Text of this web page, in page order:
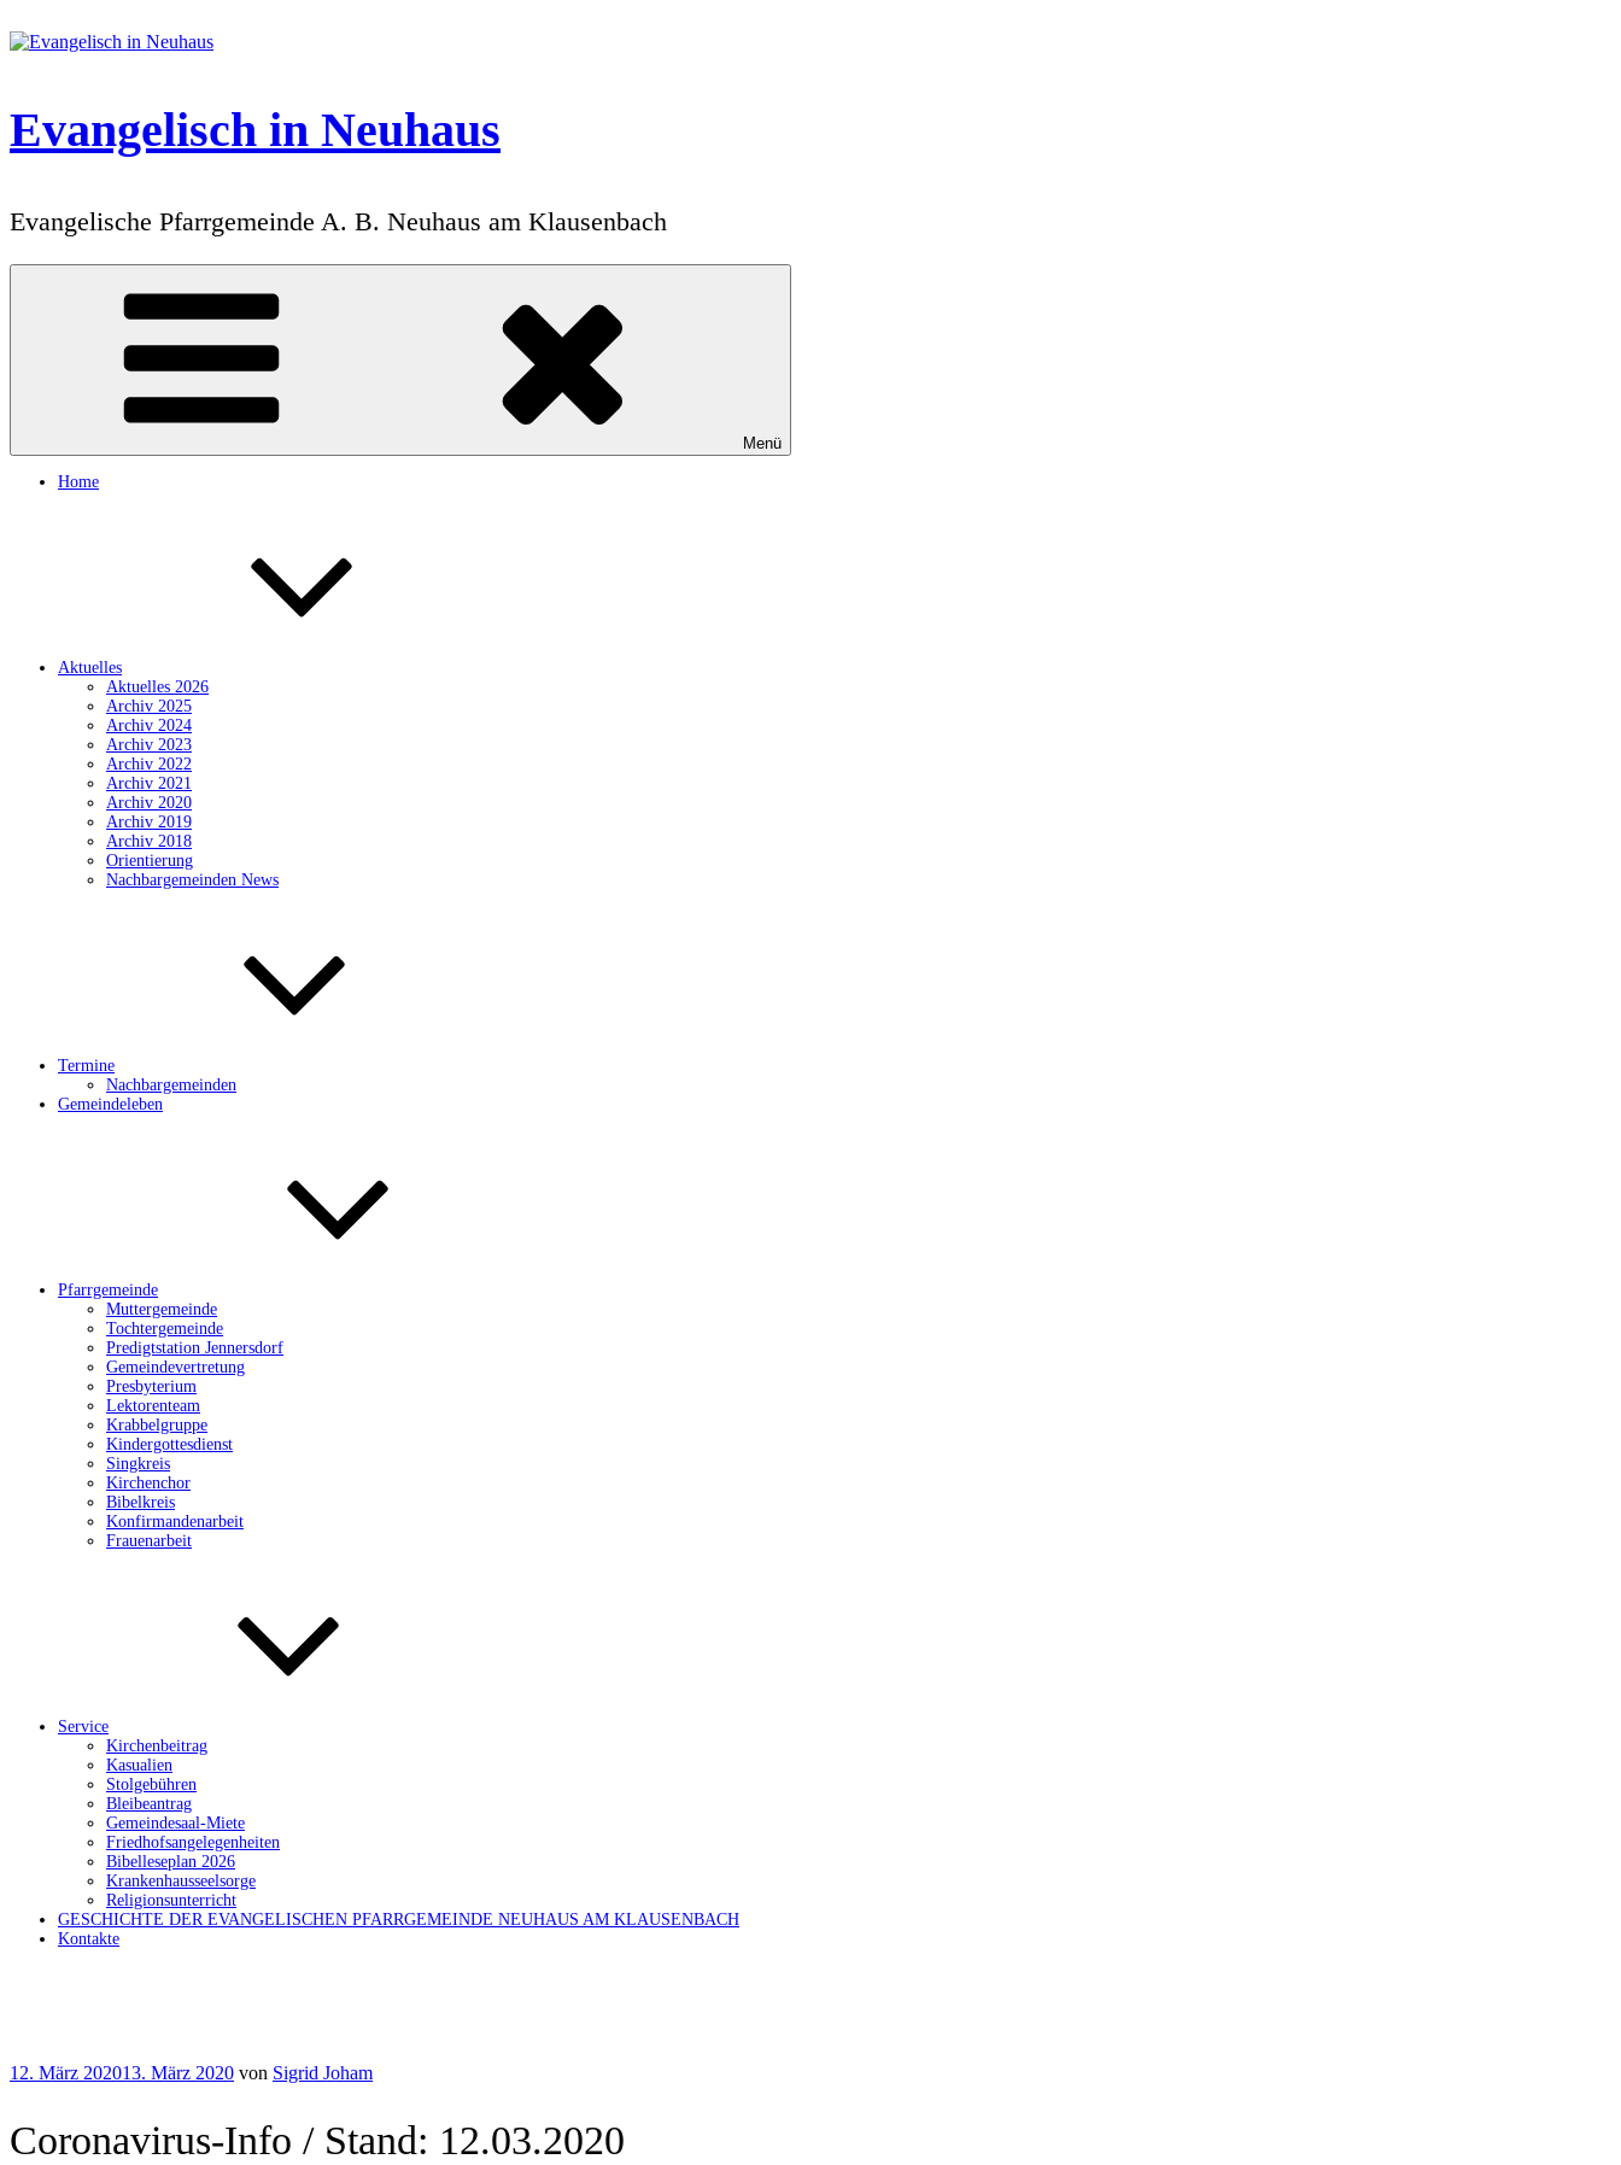
Inhalt
Evangelisch in Neuhaus
Evangelische Pfarrgemeinde A. B. Neuhaus am Klausenbach
Menü
Home
Aktuelles
Aktuelles 2026
Archiv 2025
Archiv 2024
Archiv 2023
Archiv 2022
Archiv 2021
Archiv 2020
Archiv 2019
Archiv 2018
Orientierung
Nachbargemeinden News
Termine
Nachbargemeinden
Gemeindeleben
Pfarrgemeinde
Muttergemeinde
Tochtergemeinde
Predigtstation Jennersdorf
Gemeindevertretung
Presbyterium
Lektorenteam
Krabbelgruppe
Kindergottesdienst
Singkreis
Kirchenchor
Bibelkreis
Konfirmandenarbeit
Frauenarbeit
Service
Kirchenbeitrag
Kasualien
Stolgebühren
Bleibeantrag
Gemeindesaal-Miete
Friedhofsangelegenheiten
Bibelleseplan 2026
Krankenhausseelsorge
Religionsunterricht
GESCHICHTE DER EVANGELISCHEN PFARRGEMEINDE NEUHAUS AM KLAUSENBACH
Kontakte
Veröffentlicht
12. März 202013. März 2020 von Sigrid Joham
Coronavirus-Info / Stand: 12.03.2020